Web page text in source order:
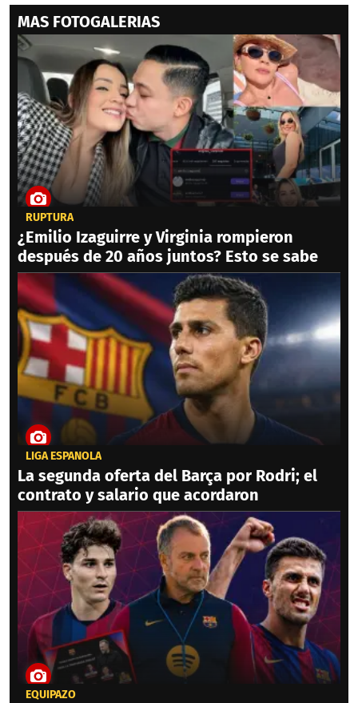
MAS FOTOGALERIAS
RUPTURA
¿Emilio Izaguirre y Virginia rompieron
después de 20 años juntos? Esto se sabe
LIGA ESPAÑOLA
La segunda oferta del Barça por Rodri; el
contrato y salario que acordaron
EQUIPAZO